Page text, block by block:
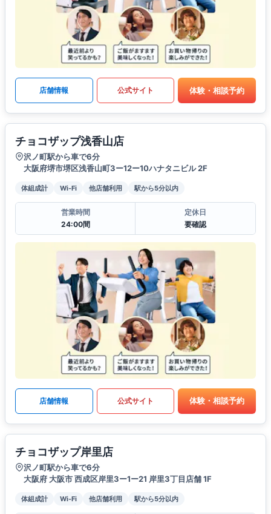
店舗情報 公式サイト 体験・相談予約
チョコザップ浅香山店
沢ノ町駅から車で6分
大阪府堺市堺区浅香山町3ー12ー10ハナタニビル 2F
体組成計 Wi-Fi 他店舗利用 駅から5分以内
営業時間
24:00間
定休日
要確認
店舗情報 公式サイト 体験・相談予約
チョコザップ岸里店
沢ノ町駅から車で6分
大阪府 大阪市 西成区岸里3ー1ー21 岸里3丁目店舗 1F
体組成計 Wi-Fi 他店舗利用 駅から5分以内